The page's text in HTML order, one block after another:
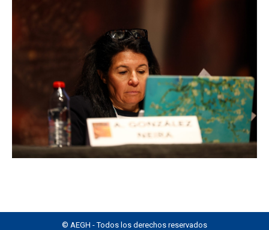
© AEGH - Todos los derechos reservados